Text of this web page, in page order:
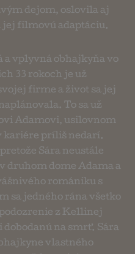
dejom, oslovila aj
jej filmovú adaptáciu.
a vplyvná obhajkyňa vo
33 rokoch je už
firme a život sa jej
To sa už
Adamovi, usilovnom
kariére príliš nedarí.
Sára neustále
druhom dome Adama a
romániku s
sa jedného rána všetko
z Kellinej
na smrť. Sára
vlastného